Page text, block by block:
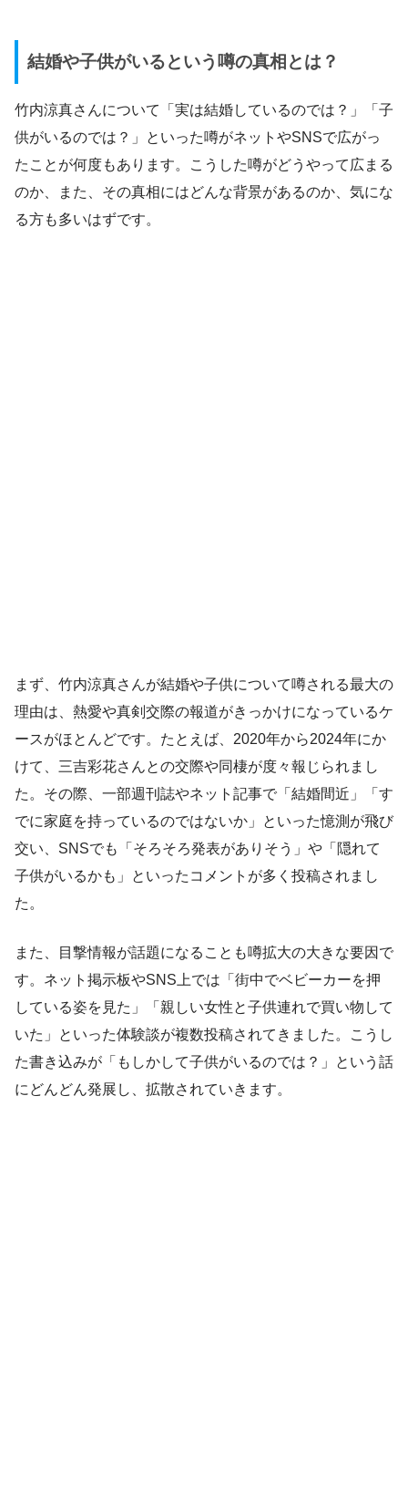
結婚や子供がいるという噂の真相とは？
竹内涼真さんについて「実は結婚しているのでは？」「子
供がいるのでは？」といった噂がネットやSNSで広がっ
たことが何度もあります。こうした噂がどうやって広まる
のか、また、その真相にはどんな背景があるのか、気にな
る方も多いはずです。
まず、竹内涼真さんが結婚や子供について噂される最大の
理由は、熱愛や真剣交際の報道がきっかけになっているケ
ースがほとんどです。たとえば、2020年から2024年にか
けて、三吉彩花さんとの交際や同棲が度々報じられまし
た。その際、一部週刊誌やネット記事で「結婚間近」「す
でに家庭を持っているのではないか」といった憶測が飛び
交い、SNSでも「そろそろ発表がありそう」や「隠れて
子供がいるかも」といったコメントが多く投稿されまし
た。
また、目撃情報が話題になることも噂拡大の大きな要因で
す。ネット掲示板やSNS上では「街中でベビーカーを押
している姿を見た」「親しい女性と子供連れで買い物して
いた」といった体験談が複数投稿されてきました。こうし
た書き込みが「もしかして子供がいるのでは？」という話
にどんどん発展し、拡散されていきます。